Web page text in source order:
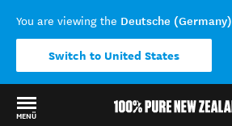
You are viewing the Deutsche (Germany)
Switch to United States
MENÜ